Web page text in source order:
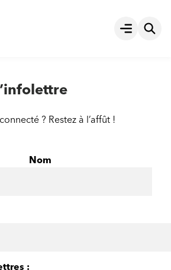
Ouvrir le
? Restez à l’affût !
Nom
: